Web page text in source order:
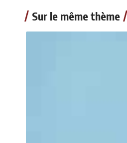
Sur le même thème